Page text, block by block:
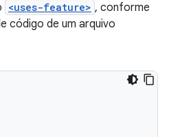
<uses-feature> , conforme
código de um arquivo